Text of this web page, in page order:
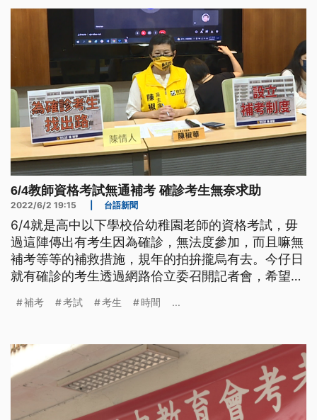
會以專案方入學方式、協助升學。
6/4教師資格考試無通補考 確診考生無奈求助
2022/6/2 19:15 台語新聞
6/4就是高中以下學校佮幼稚園老師的資格考試，毋
過這陣傳出有考生因為確診，無法度參加，而且嘛無
補考等等的補救措施，規年的拍拚攏烏有去。今仔日
就有確診的考生透過網路佮立委召開記者會，希望相
補考 考試 考生 時間 ...